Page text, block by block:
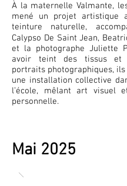
À la maternelle Valmante,
mené un projet artistique
teinture naturelle,
Calypso De Saint Jean,
et la photographe Juliette
avoir teint des tissus et
portraits photographiques,
une installation collective
l’école, mêlant art visuel
personnelle.
Mai 2025